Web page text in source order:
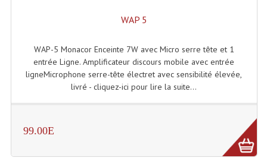
WAP 5
WAP-5 Monacor Enceinte 7W avec Micro serre tête et 1
entrée Ligne. Amplificateur discours mobile avec entrée
ligneMicrophone serre-tête électret avec sensibilité élevée,
livré - cliquez-ici pour lire la suite...
99.00E